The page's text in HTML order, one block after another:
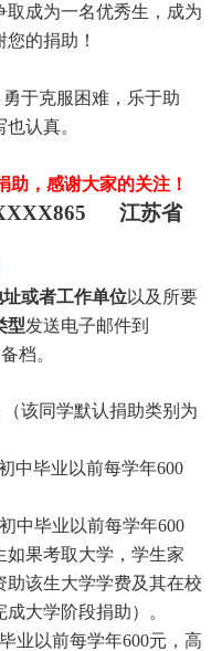
取成为一名优秀生，成为
的捐助！
于克服困难，乐于助
认真。
助，感谢大家的关注！
江苏省
或者工作单位以及所要
型发送电子邮件到
档。
该同学默认捐助类别为
中毕业以前每学年600
中毕业以前每学年600
如果考取大学， 学生家
助该生大学学费及其在校
大学阶段捐助）。
业以前每学年600元，高